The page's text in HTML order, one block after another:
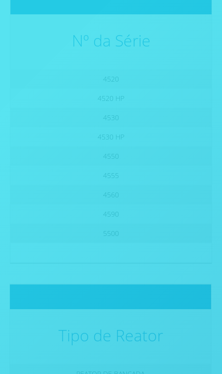
Nº da Série
4520
4520 HP
4530
4530 HP
4550
4555
4560
4590
5500
Tipo de Reator